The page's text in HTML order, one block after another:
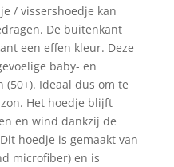
/ vissershoedje kan
De buitenkant
een effen kleur. Deze
baby- en
Ideaal dus om te
Het hoedje blijft
en wind dankzij de
hoedje is gemaakt van
microfiber) en is